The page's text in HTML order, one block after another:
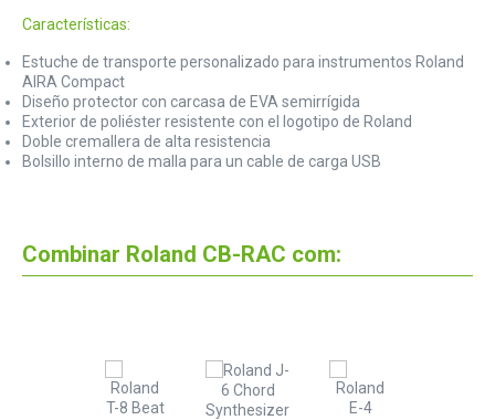
Características:
Estuche de transporte personalizado para instrumentos Roland
AIRA Compact
Diseño protector con carcasa de EVA semirrígida
Exterior de poliéster resistente con el logotipo de Roland
Doble cremallera de alta resistencia
Bolsillo interno de malla para un cable de carga USB
Combinar Roland CB-RAC com: